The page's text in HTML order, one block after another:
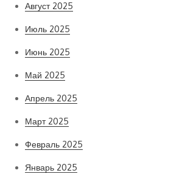
Август 2025
Июль 2025
Июнь 2025
Май 2025
Апрель 2025
Март 2025
Февраль 2025
Январь 2025